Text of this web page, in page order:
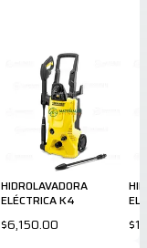
HIDROLAVADORA
ELÉCTRICA K4
$6,150.00